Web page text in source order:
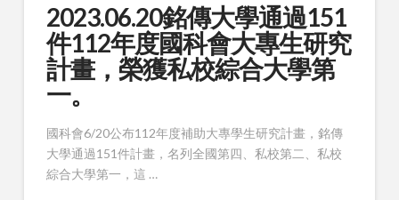
2023.06.20銘傳大學通過151
件112年度國科會大專生研究
計畫，榮獲私校綜合大學第
一。
國科會6/20公布112年度補助大專學生研究計畫，銘傳
大學通過151件計畫，名列全國第四、私校第二、私校
綜合大學第一，這 …